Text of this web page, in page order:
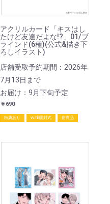
アクリルカード「キスはし
たけど友達だよな!?」01/ブ
ラインド(6種)(公式&描き下
ろしイラスト)
店舗受取予約期間：2026年
7月13日まで
お届け：9月下旬予定
￥690
特典あり WEB開封式 新商品